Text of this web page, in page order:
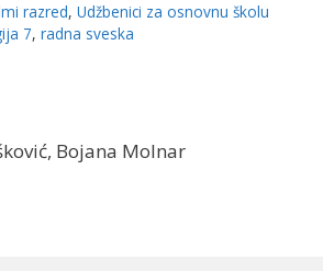
BIGZ
razred, Udžbenici za osnovnu školu
7, radna sveska
Bojana Molnar